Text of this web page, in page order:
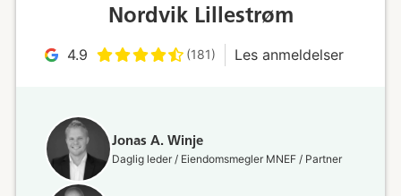
Nordvik Lillestrøm
4.9 (181) Les anmeldelser
Jonas A. Winje
Daglig leder / Eiendomsmegler MNEF / Partner